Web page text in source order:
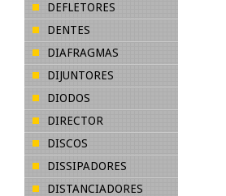
DEFLETORES
DENTES
DIAFRAGMAS
DIJUNTORES
DIODOS
DIRECTOR
DISCOS
DISSIPADORES
DISTANCIADORES